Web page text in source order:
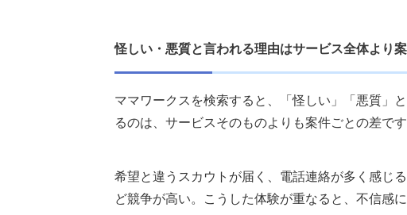
怪しい・悪質と言われる理由はサービス全体より
ママワークスを検索すると、「怪しい」「悪質」
るのは、サービスそのものよりも案件ごとの差です
希望と違うスカウトが届く、電話連絡が多く感じ
ど競争が高い。こうした体験が重なると、不信感に